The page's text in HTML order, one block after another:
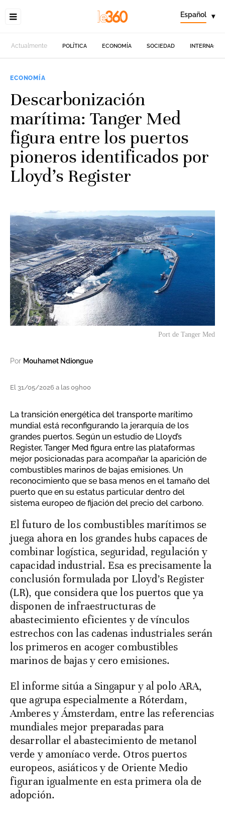
Español ▾
Actualmente POLÍTICA ECONOMÍA SOCIEDAD
ECONOMÍA
Descarbonización
marítima: Tanger Med
figura entre los puertos
pioneros identificados por
Lloyd’s Register
Port de Tanger Med
Por Mouhamet Ndiongue
El 31/05/2026 a las 09h00
La transición energética del transporte marítimo
mundial está reconfigurando la jerarquía de los
grandes puertos. Según un estudio de Lloyd’s
Register, Tanger Med figura entre las plataformas
mejor posicionadas para acompañar la aparición de
combustibles marinos de bajas emisiones. Un
reconocimiento que se basa menos en el tamaño del
puerto que en su estatus particular dentro del
sistema europeo de fijación del precio del carbono.
El futuro de los combustibles marítimos se
juega ahora en los grandes hubs capaces de
combinar logística, seguridad, regulación y
capacidad industrial. Esa es precisamente la
conclusión formulada por Lloyd’s Register
(LR), que considera que los puertos que ya
disponen de infraestructuras de
abastecimiento eficientes y de vínculos
estrechos con las cadenas industriales serán
los primeros en acoger combustibles
marinos de bajas y cero emisiones.
El informe sitúa a Singapur y al polo ARA,
que agrupa especialmente a Róterdam,
Amberes y Ámsterdam, entre las referencias
mundiales mejor preparadas para
desarrollar el abastecimiento de metanol
verde y amoníaco verde. Otros puertos
europeos, asiáticos y de Oriente Medio
figuran igualmente en esta primera ola de
adopción.